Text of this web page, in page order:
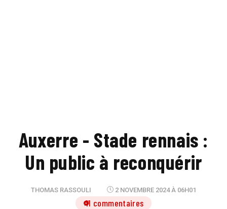
Auxerre - Stade rennais :
Un public à reconquérir
THOMAS RASSOULI 2 NOVEMBRE 2024 À 06H01
11 commentaires